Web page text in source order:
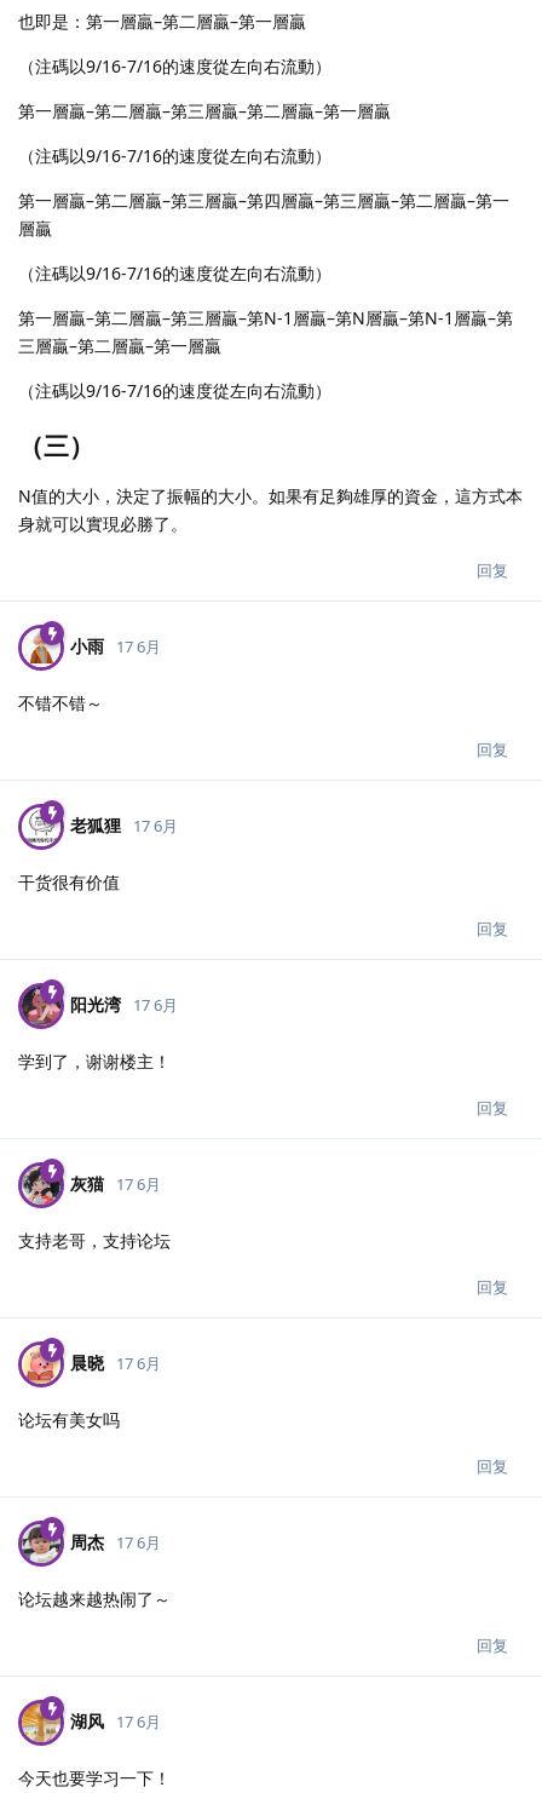
也即是：第一層贏–第二層贏–第一層贏
（注碼以9/16-7/16的速度從左向右流動）
第一層贏–第二層贏–第三層贏–第二層贏–第一層贏
（注碼以9/16-7/16的速度從左向右流動）
第一層贏–第二層贏–第三層贏–第四層贏–第三層贏–第二層贏–第一
層贏
（注碼以9/16-7/16的速度從左向右流動）
第一層贏–第二層贏–第三層贏–第N-1層贏–第N層贏–第N-1層贏–第
三層贏–第二層贏–第一層贏
（注碼以9/16-7/16的速度從左向右流動）
（三）
N值的大小，決定了振幅的大小。如果有足夠雄厚的資金，這方式本
身就可以實現必勝了。
回复
小雨 17 6月
不错不错～
回复
老狐狸 17 6月
干货很有价值
回复
阳光湾 17 6月
学到了，谢谢楼主！
回复
灰猫 17 6月
支持老哥，支持论坛
回复
晨晓 17 6月
论坛有美女吗
回复
周杰 17 6月
论坛越来越热闹了～
回复
湖风 17 6月
今天也要学习一下！